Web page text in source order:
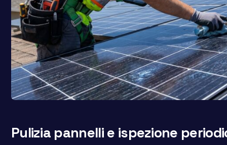
Pulizia pannelli e ispezione